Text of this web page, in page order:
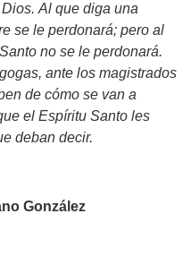
Al que diga una
se le perdonará; pero al
no se le perdonará.
ante los magistrados
de cómo se van a
el Espíritu Santo les
deban decir.
González